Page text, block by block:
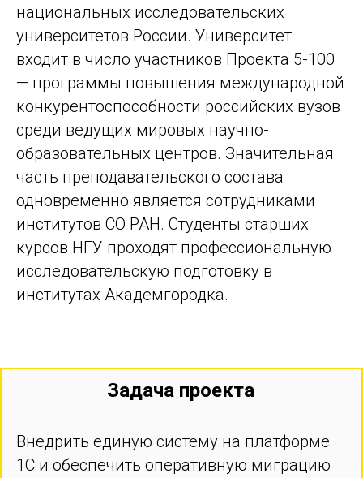
национальных исследовательских
университетов России. Университет
входит в число участников Проекта 5-100
— программы повышения международной
конкурентоспособности российских вузов
среди ведущих мировых научно-
образовательных центров. Значительная
часть преподавательского состава
одновременно является сотрудниками
институтов СО РАН. Студенты старших
курсов НГУ проходят профессиональную
исследовательскую подготовку в
институтах Академгородка.
Задача проекта
Внедрить единую систему на платформе
1С и обеспечить оперативную миграцию